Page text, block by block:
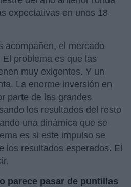
expectativas en unos 18
acompañen, el mercado
problema es que las
muy exigentes. Y un
La enorme inversión en
parte de las grandes
los resultados del resto
una dinámica que se
es si este impulso se
los resultados esperados. El
parece pasar de puntillas